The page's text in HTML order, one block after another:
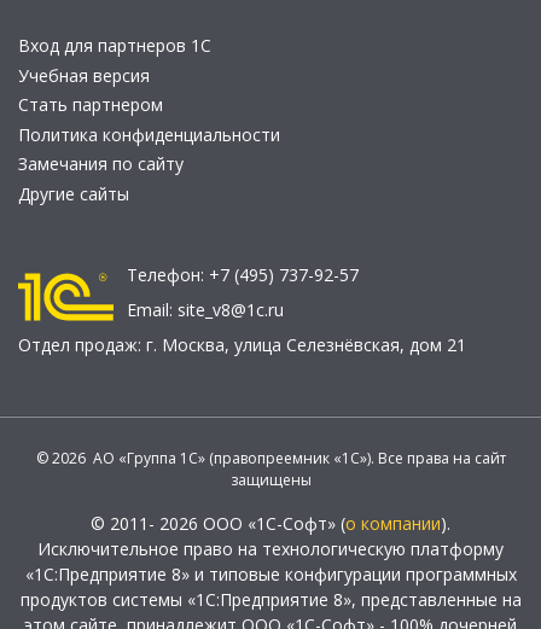
Вход для партнеров 1С
Учебная версия
Стать партнером
Политика конфиденциальности
Замечания по сайту
Другие сайты
Телефон: +7 (495) 737-92-57
Email: site_v8@1c.ru
Отдел продаж: г. Москва, улица Селезнёвская, дом 21
© 2026 АО «Группа 1С» (правопреемник «1С»). Все права на сайт
защищены
© 2011- 2026 ООО «1С-Софт» (о компании).
Исключительное право на технологическую платформу
«1С:Предприятие 8» и типовые конфигурации программных
продуктов системы «1С:Предприятие 8», представленные на